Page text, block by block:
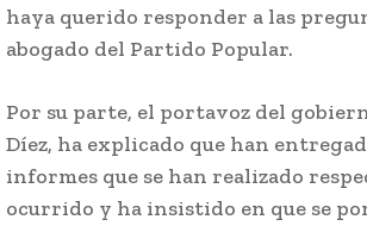
haya querido responder a las
abogado del Partido Popular.
Por su parte, el portavoz del
Díez, ha explicado que han
informes que se han realizado
ocurrido y ha insistido en que se